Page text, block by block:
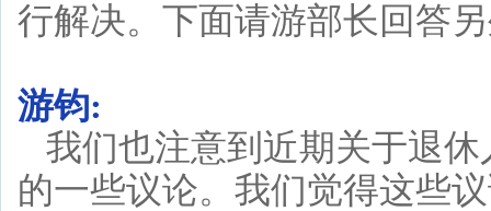
行解决。下面请游部长回答
游钧:
我们也注意到近期关于退
的一些议论。我们觉得这些